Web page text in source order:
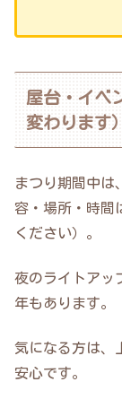
屋台・イベ
変わります）
まつり期間中は
容・場所・時間
ください）。
夜のライトアッ
年もあります。
気になる方は、
安心です。